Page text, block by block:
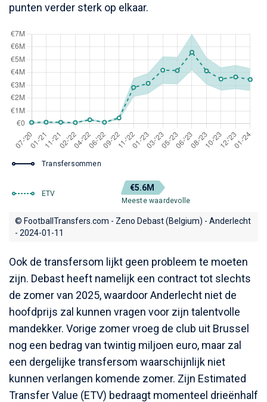
punten verder sterk op elkaar.
Transfersommen
ETV
€5.6M
Meeste waardevolle
© FootballTransfers.com - Zeno Debast (Belgium) - Anderlecht
- 2024-01-11
Ook de transfersom lijkt geen probleem te moeten
zijn. Debast heeft namelijk een contract tot slechts
de zomer van 2025, waardoor Anderlecht niet de
hoofdprijs zal kunnen vragen voor zijn talentvolle
mandekker. Vorige zomer vroeg de club uit Brussel
nog een bedrag van twintig miljoen euro, maar zal
een dergelijke transfersom waarschijnlijk niet
kunnen verlangen komende zomer. Zijn Estimated
Transfer Value (ETV) bedraagt momenteel drieënhalf